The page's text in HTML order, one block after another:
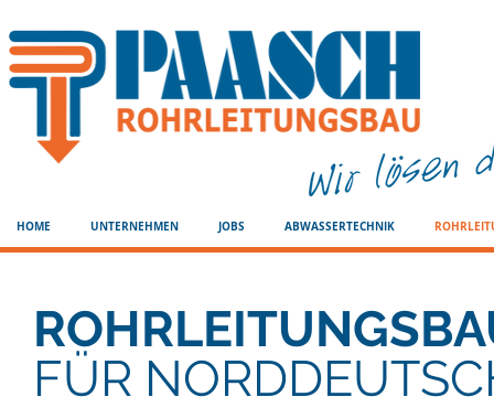
HOME UNTERNEHMEN JOBS ABWASSERTECHNIK
FÜR